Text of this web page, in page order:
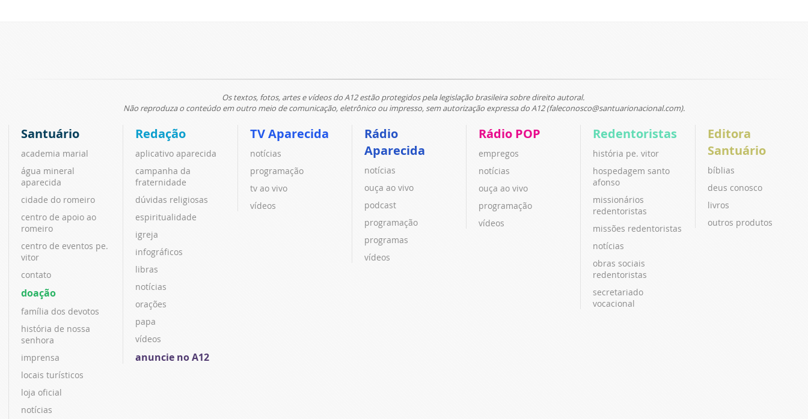
Os textos, fotos, artes e vídeos do A12 estão protegidos pela legislação brasileira sobre direito autoral.
Não reproduza o conteúdo em outro meio de comunicação, eletrônico ou impresso, sem autorização expressa do A12 (faleconosco@santuarionacional.com).
Santuário
academia marial
água mineral
aparecida
cidade do romeiro
centro de apoio ao
romeiro
centro de eventos pe.
vitor
contato
doação
família dos devotos
história de nossa
senhora
imprensa
locais turísticos
loja oficial
notícias
Redação
aplicativo aparecida
campanha da
fraternidade
dúvidas religiosas
espiritualidade
igreja
infográficos
libras
notícias
orações
papa
vídeos
anuncie no A12
TV Aparecida
notícias
programação
tv ao vivo
vídeos
Rádio
Aparecida
notícias
ouça ao vivo
podcast
programação
programas
vídeos
Rádio POP
empregos
notícias
ouça ao vivo
programação
vídeos
Redentoristas
história pe. vitor
hospedagem santo
afonso
missionários
redentoristas
missões redentoristas
notícias
obras sociais
redentoristas
secretariado
vocacional
Editora
Santuário
bíblias
deus conosco
livros
outros produtos